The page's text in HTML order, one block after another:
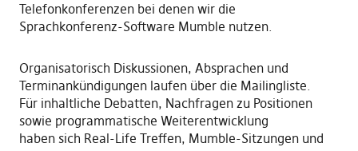
Telefonkonferenzen bei denen wir die
Sprachkonferenz-Software Mumble nutzen.
Organisatorisch Diskussionen, Absprachen und
Terminankündigungen laufen über die Mailingliste.
Für inhaltliche Debatten, Nachfragen zu Positionen
sowie programmatische Weiterentwicklung
haben sich Real-Life Treffen, Mumble-Sitzungen und